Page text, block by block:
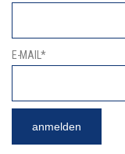
E-MAIL*